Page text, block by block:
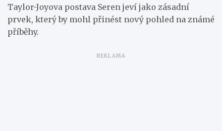
Taylor-Joyova postava Seren jeví jako zásadní
prvek, který by mohl přinést nový pohled na známé
příběhy.